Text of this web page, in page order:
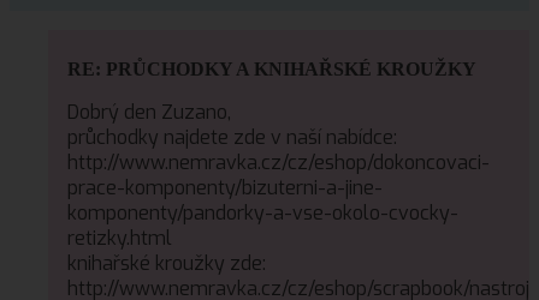
RE: PRŮCHODKY A KNIHAŘSKÉ KROUŽKY
Dobrý den Zuzano,
průchodky najdete zde v naší nabídce:
http://www.nemravka.cz/cz/eshop/dokoncovaci-
prace-komponenty/bizuterni-a-jine-
komponenty/pandorky-a-vse-okolo-cvocky-
retizky.html
knihařské kroužky zde:
http://www.nemravka.cz/cz/eshop/scrapbook/